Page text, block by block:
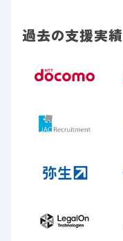
過去の支援実績